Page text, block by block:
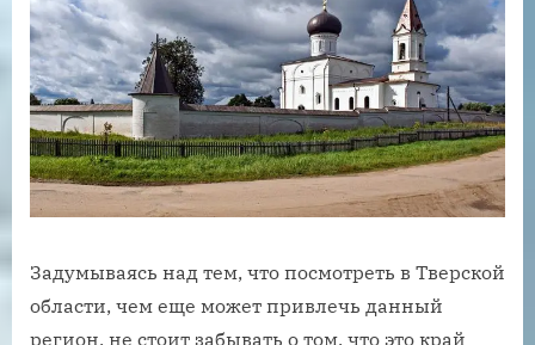
Задумываясь над тем, что посмотреть в Тверской
области, чем еще может привлечь данный
регион, не стоит забывать о том, что это край